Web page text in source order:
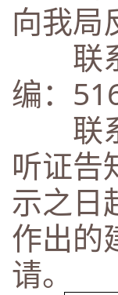
向我局
联系
编：
联系
听证告
示之日
作出的
请。